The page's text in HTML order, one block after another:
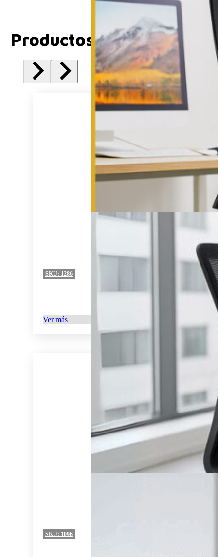
Productos Relacionados
SKU: 1286
Ver más
SKU: 1096